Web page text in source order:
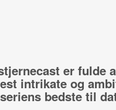
er fulde
intrikate og
bedste til